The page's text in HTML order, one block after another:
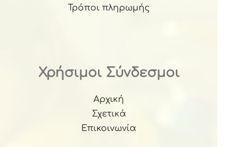
Τρόποι πληρωμής
Χρήσιμοι Σύνδεσμοι
Αρχική
Σχετικά
Επικοινωνία